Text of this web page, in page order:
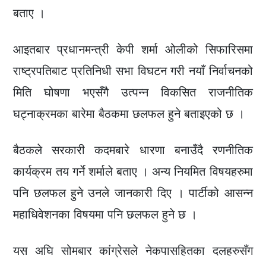
बताए ।
आइतबार प्रधानमन्त्री केपी शर्मा ओलीको सिफारिसमा
राष्ट्रपतिबाट प्रतिनिधी सभा विघटन गरी नयाँ निर्वाचनको
मिति घोषणा भएसँगै उत्पन्न विकसित राजनीतिक
घट्नाक्रमका बारेमा बैठकमा छलफल हुने बताइएको छ ।
बैठकले सरकारी कदमबारे धारणा बनाउँदै रणनीतिक
कार्यक्रम तय गर्ने शर्माले बताए । अन्य नियमित विषयहरुमा
पनि छलफल हुने उनले जानकारी दिए । पार्टीको आसन्न
महाधिवेशनका विषयमा पनि छलफल हुने छ ।
यस अघि सोमबार कांग्रेसले नेकपासहितका दलहरुसँग